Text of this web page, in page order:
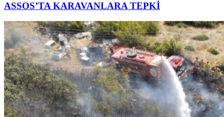
ASSOS’TA KARAVANLARA TEPKİ